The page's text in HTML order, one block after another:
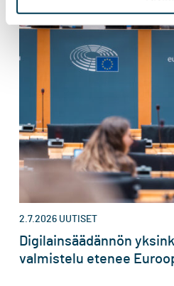
2.7.2026 UUTISET
Digilainsäädännön
valmistelu etenee